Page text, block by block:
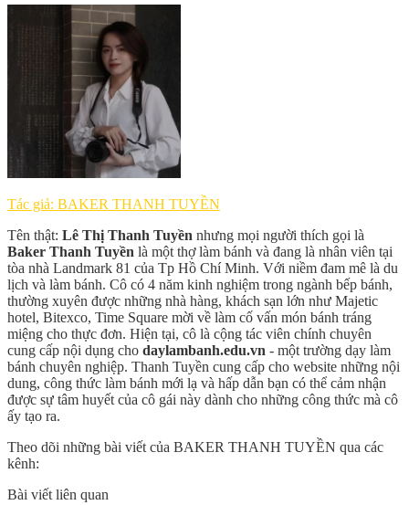
Tác giả: BAKER THANH TUYỀN
Tên thật: Lê Thị Thanh Tuyền nhưng mọi người thích gọi là
Baker Thanh Tuyền là một thợ làm bánh và đang là nhân viên tại
tòa nhà Landmark 81 của Tp Hồ Chí Minh. Với niềm đam mê là du
lịch và làm bánh. Cô có 4 năm kinh nghiệm trong ngành bếp bánh,
thường xuyên được những nhà hàng, khách sạn lớn như Majetic
hotel, Bitexco, Time Square mời về làm cố vấn món bánh tráng
miệng cho thực đơn. Hiện tại, cô là cộng tác viên chính chuyên
cung cấp nội dụng cho daylambanh.edu.vn - một trường dạy làm
bánh chuyên nghiệp. Thanh Tuyền cung cấp cho website những nội
dung, công thức làm bánh mới lạ và hấp dẫn bạn có thể cảm nhận
được sự tâm huyết của cô gái này dành cho những công thức mà cô
ấy tạo ra.
Theo dõi những bài viết của BAKER THANH TUYỀN qua các
kênh:
Bài viết liên quan